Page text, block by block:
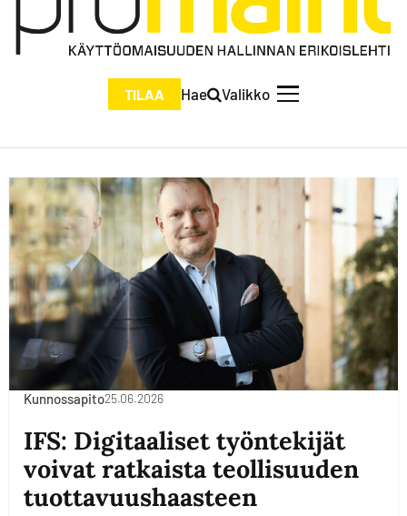
TILAA Hae Valikko
Kunnossapito25.06.2026
IFS: Digitaaliset työntekijät
voivat ratkaista teollisuuden
tuottavuushaasteen